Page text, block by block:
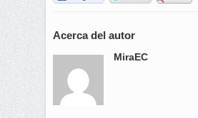
Acerca del autor
MiraEC